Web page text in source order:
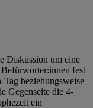
Diskussion um eine
fest
Tag beziehungsweise
Gegenseite die 4-
ein